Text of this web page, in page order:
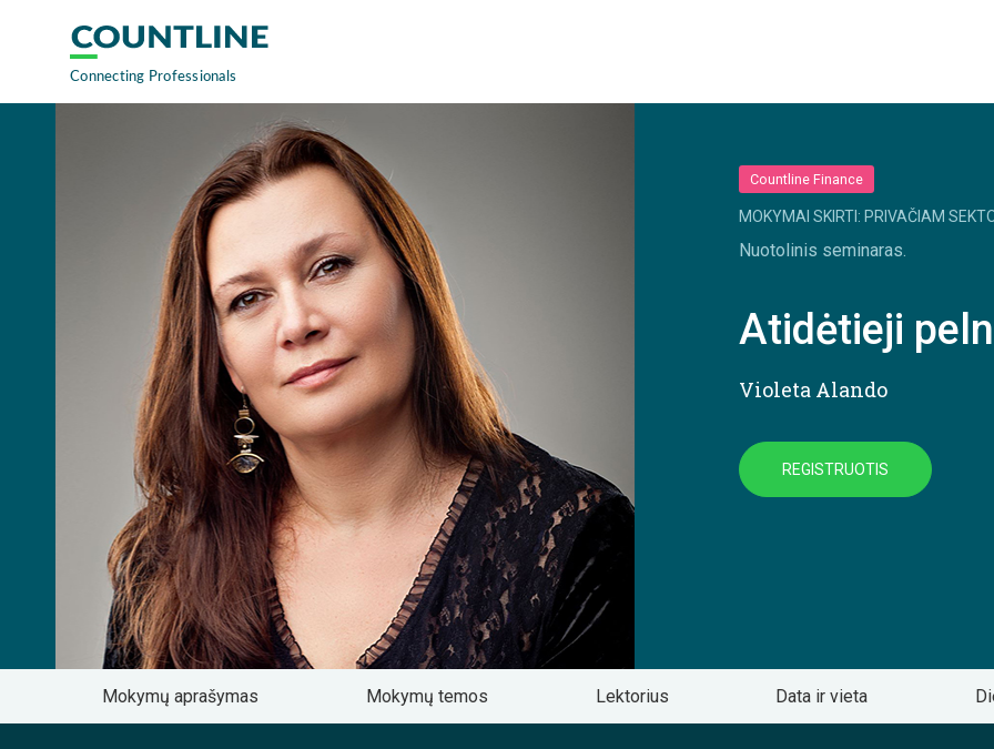
Countline Finance
MOKYMAI SKIRTI: PRIVAČIAM
Nuotolinis seminaras.
Atidėtieji
Violeta Alando
REGISTRUOTIS
Mokymų aprašymas Mokymų temos Lektorius Data ir vieta